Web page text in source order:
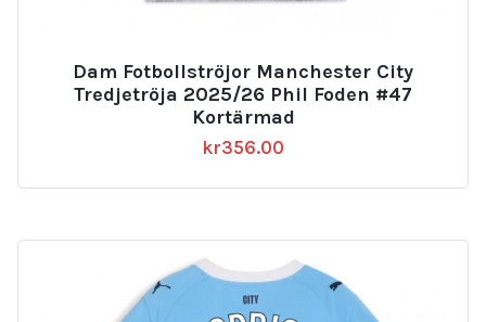
Dam Fotbollströjor Manchester City
Tredjetröja 2025/26 Phil Foden #47
Kortärmad
kr356.00